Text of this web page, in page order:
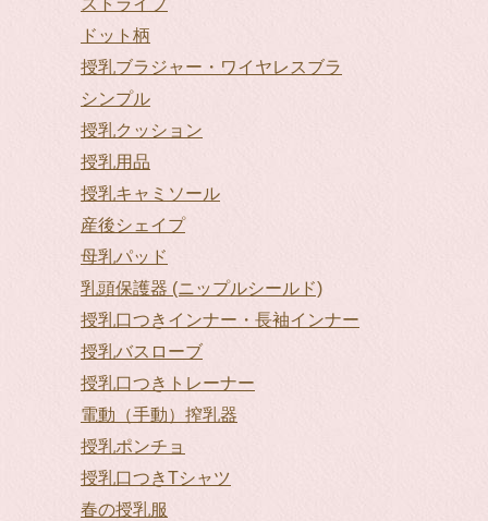
ストライプ
ドット柄
授乳ブラジャー・ワイヤレスブラ
シンプル
授乳クッション
授乳用品
授乳キャミソール
産後シェイプ
母乳パッド
乳頭保護器 (ニップルシールド)
授乳口つきインナー・長袖インナー
授乳バスローブ
授乳口つきトレーナー
電動（手動）搾乳器
授乳ポンチョ
授乳口つきTシャツ
春の授乳服